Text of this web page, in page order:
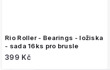
Rio Roller - Bearings - ložiska
- sada 16ks pro brusle
399 Kč